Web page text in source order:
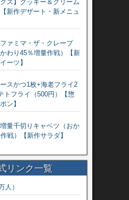
クス】クッキー＆クリーム
新作デザート・新メニュ
ファミマ・ザ・クレープ
わり45％増量作戦）【新
ーツ】
ースかつ1枚+海老フライ2
トフライ（500円）【惣
ン】
増量千切りキャベツ（おか
戦）【新作サラダ】
リンク一覧
人）